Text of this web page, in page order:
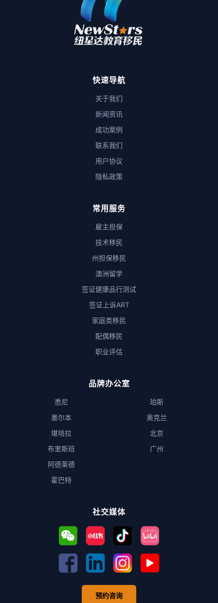
快速导航
关于我们
新闻资讯
成功案例
联系我们
用户协议
隐私政策
常用服务
雇主担保
技术移民
州担保移民
澳洲留学
签证健康品行测试
签证上诉ART
家庭类移民
配偶移民
职业评估
品牌办公室
悉尼
墨尔本
堪培拉
布里斯班
阿德莱德
霍巴特
珀斯
奥克兰
北京
广州
社交媒体
预约咨询